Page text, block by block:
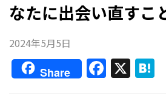
よくあるご質問
お問い合わせ
なたに出会い直すこ
2024年5月5日
Share F
a
X